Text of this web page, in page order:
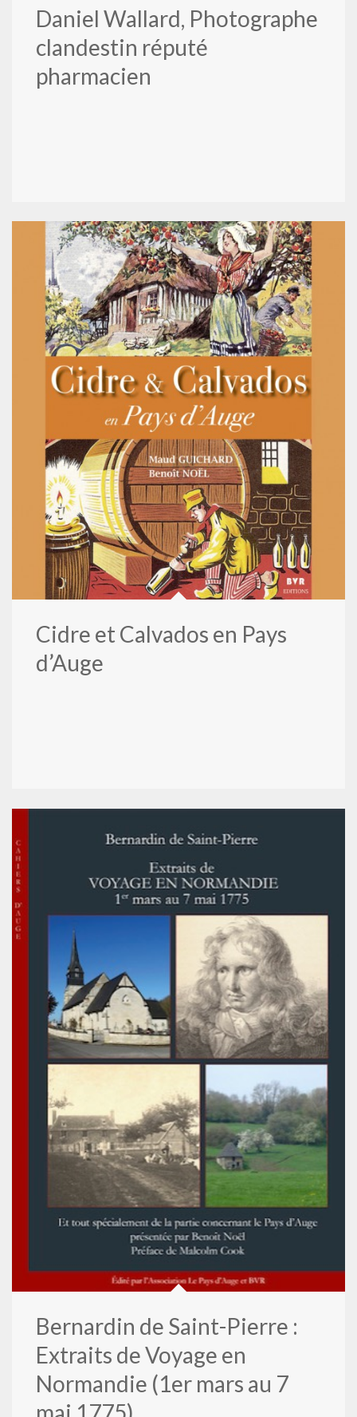
Daniel Wallard, Photographe
clandestin réputé
pharmacien
Cidre et Calvados en Pays
d’Auge
Bernardin de Saint-Pierre :
Extraits de Voyage en
Normandie (1er mars au 7